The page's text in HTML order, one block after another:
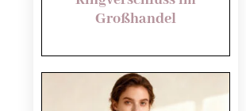
Großhandel